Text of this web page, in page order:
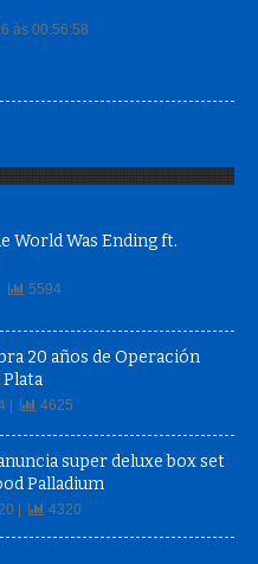
às 00:56:58
World Was Ending ft.
5594
20 años de Operación
| 4625
super deluxe box set
Palladium
| 4320